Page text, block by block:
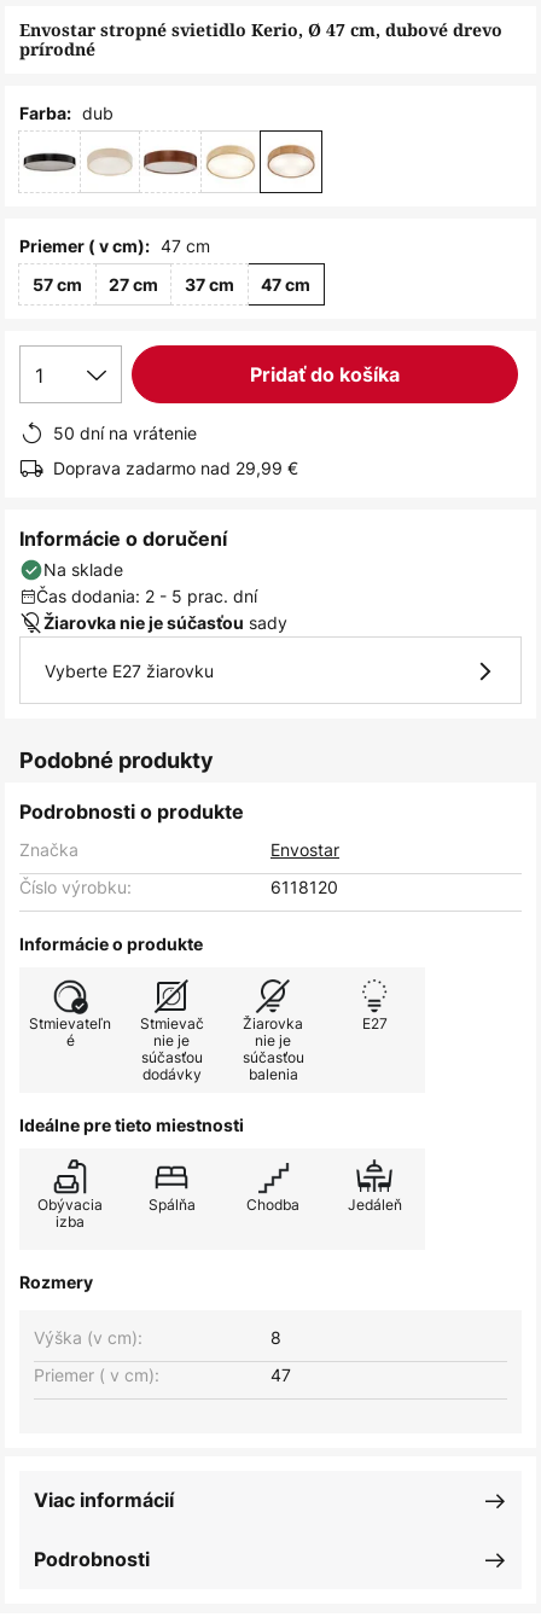
Envostar stropné svietidlo Kerio, Ø 47 cm, dubové drevo
prírodné
Farba: dub
Priemer ( v cm): 47 cm
57 cm 27 cm 37 cm 47 cm
1 Pridať do košíka
50 dní na vrátenie
Doprava zadarmo nad 29,99 €
Informácie o doručení
Na sklade
Čas dodania: 2 - 5 prac. dní
Žiarovka nie je súčasťou sady
Vyberte E27 žiarovku
Podobné produkty
Podrobnosti o produkte
Značka
Envostar
Číslo výrobku:
6118120
Informácie o produkte
Stmievateľn
é
Stmievač
nie je
súčasťou
dodávky
Žiarovka
nie je
súčasťou
balenia
E27
Ideálne pre tieto miestnosti
Obývacia
izba
Spálňa Chodba Jedáleň
Rozmery
Výška (v cm):
8
Priemer ( v cm):
47
Podrobnosti
Viac informácií